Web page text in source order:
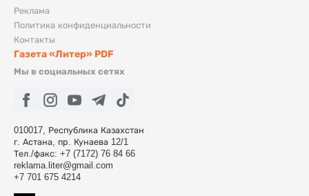
Реклама
Политика конфиденциальности
Контакты
Газета «Литер» PDF
Мы в социальных сетях
010017, Республика Казахстан
г. Астана, пр. Кунаева 12/1
Тел./факс: +7 (7172) 76 84 66
reklama.liter@gmail.com
+7 701 675 4214